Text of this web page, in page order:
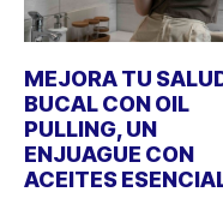
MEJORA TU
BUCAL CON OIL
PULLING, UN
ENJUAGUE CON
ACEITES